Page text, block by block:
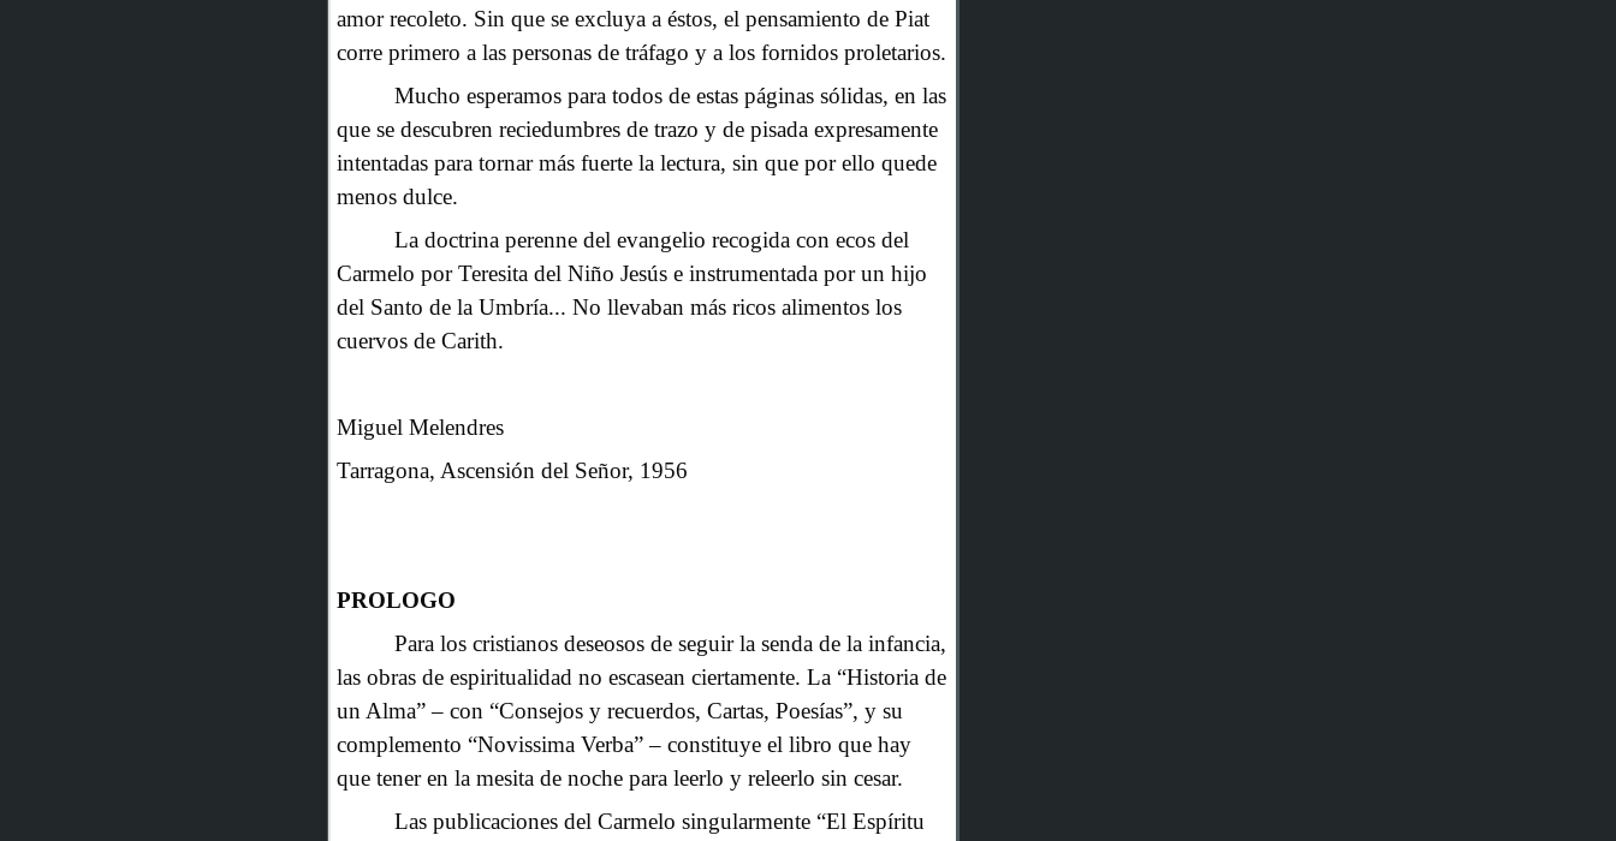
amor recoleto. Sin que se excluya a éstos, el pensamiento de Piat
corre primero a las personas de tráfago y a los fornidos proletarios.
Mucho esperamos para todos de estas páginas sólidas, en las
que se descubren reciedumbres de trazo y de pisada expresamente
intentadas para tornar más fuerte la lectura, sin que por ello quede
menos dulce.
La doctrina perenne del evangelio recogida con ecos del
Carmelo por Teresita del Niño Jesús e instrumentada por un hijo
del Santo de la Umbría... No llevaban más ricos alimentos los
cuervos de Carith.
Miguel Melendres
Tarragona, Ascensión del Señor, 1956
PROLOGO
Para los cristianos deseosos de seguir la senda de la infancia,
las obras de espiritualidad no escasean ciertamente. La “Historia de
un Alma” – con “Consejos y recuerdos, Cartas, Poesías”, y su
complemento “Novissima Verba” – constituye el libro que hay
que tener en la mesita de noche para leerlo y releerlo sin cesar.
Las publicaciones del Carmelo singularmente “El Espíritu